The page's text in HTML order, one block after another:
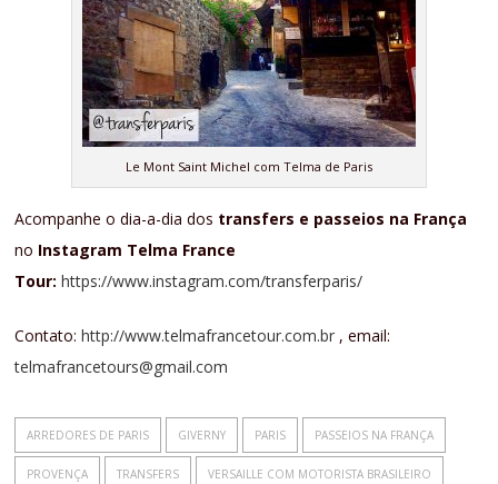
Le Mont Saint Michel com Telma de Paris
Acompanhe o dia-a-dia dos transfers e passeios na França
no Instagram Telma France
Tour:https://www.instagram.com/transferparis/
Contato:http://www.telmafrancetour.com.br , email:
telmafrancetours@gmail.com
ARREDORES DE PARIS GIVERNY PARIS PASSEIOS NA FRANÇA
PROVENÇA TRANSFERS VERSAILLE COM MOTORISTA BRASILEIRO